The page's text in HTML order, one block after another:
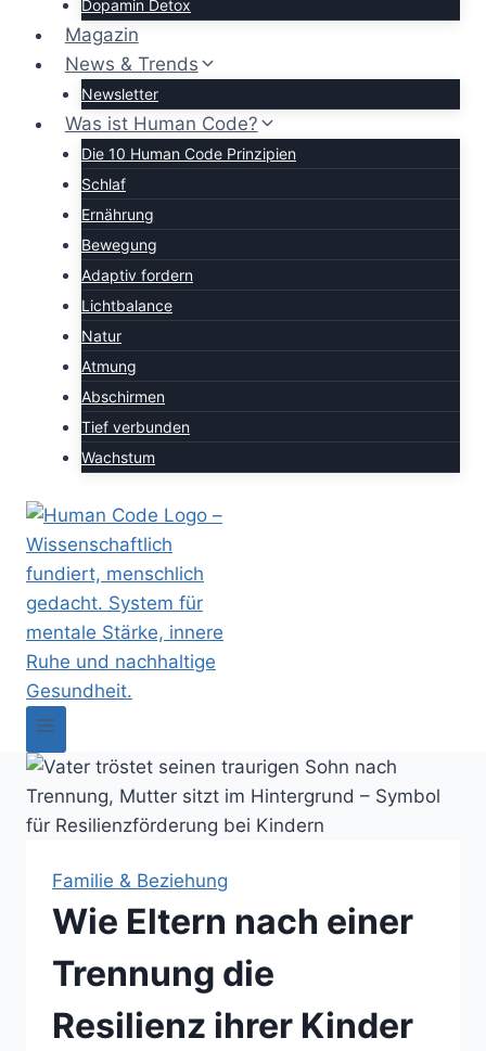
Dopamin Detox
Magazin
News & Trends
Newsletter
Was ist Human Code?
Die 10 Human Code Prinzipien
Schlaf
Ernährung
Bewegung
Adaptiv fordern
Lichtbalance
Natur
Atmung
Abschirmen
Tief verbunden
Wachstum
Familie & Beziehung
Wie Eltern nach einer
Trennung die
Resilienz ihrer Kinder